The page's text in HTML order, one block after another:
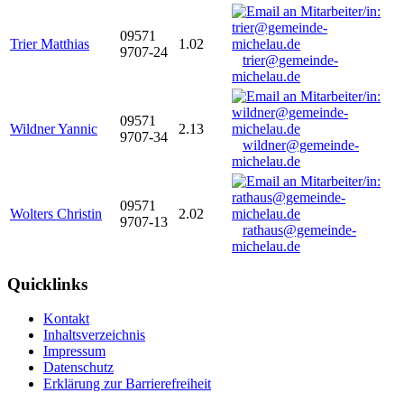
Trier Matthias
09571
9707-24
1.02
trier@gemeinde-
michelau.de
Wildner Yannic
09571
9707-34
2.13
wildner@gemeinde-
michelau.de
Wolters Christin
09571
9707-13
2.02
rathaus@gemeinde-
michelau.de
Quicklinks
Kontakt
Inhaltsverzeichnis
Impressum
Datenschutz
Erklärung zur Barrierefreiheit